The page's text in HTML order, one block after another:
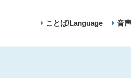
ことば/Language 音